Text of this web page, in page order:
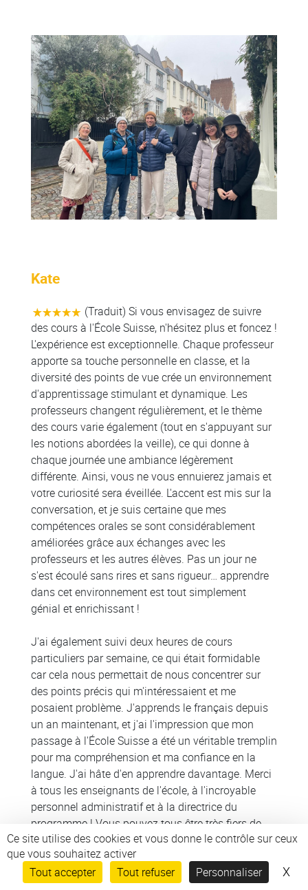
Ce site utilise des cookies et vous donne le contrôle sur ceux
que vous souhaitez activer
Tout accepter
Tout refuser Personnaliser X
Kate
(Traduit) Si vous envisagez de suivre
des cours à l'École Suisse, n'hésitez plus et foncez !
L'expérience est exceptionnelle. Chaque professeur
apporte sa touche personnelle en classe, et la
diversité des points de vue crée un environnement
d'apprentissage stimulant et dynamique. Les
professeurs changent régulièrement, et le thème
des cours varie également (tout en s'appuyant sur
les notions abordées la veille), ce qui donne à
chaque journée une ambiance légèrement
différente. Ainsi, vous ne vous ennuierez jamais et
votre curiosité sera éveillée. L'accent est mis sur la
conversation, et je suis certaine que mes
compétences orales se sont considérablement
améliorées grâce aux échanges avec les
professeurs et les autres élèves. Pas un jour ne
s'est écoulé sans rires et sans rigueur… apprendre
dans cet environnement est tout simplement
génial et enrichissant !
J'ai également suivi deux heures de cours
particuliers par semaine, ce qui était formidable
car cela nous permettait de nous concentrer sur
des points précis qui m'intéressaient et me
posaient problème. J'apprends le français depuis
un an maintenant, et j'ai l'impression que mon
passage à l'École Suisse a été un véritable tremplin
pour ma compréhension et ma confiance en la
langue. J'ai hâte d'en apprendre davantage. Merci
à tous les enseignants de l'école, à l'incroyable
personnel administratif et à la directrice du
programme ! Vous pouvez tous être très fiers de
votre travail ! (Octobre 2025)
► Découvrez plus d'avis et de commentaires